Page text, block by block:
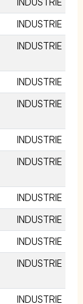
INDUSTRIE
INDUSTRIE
INDUSTRIE
INDUSTRIE
INDUSTRIE
INDUSTRIE
INDUSTRIE
INDUSTRIE
INDUSTRIE
INDUSTRIE
INDUSTRIE